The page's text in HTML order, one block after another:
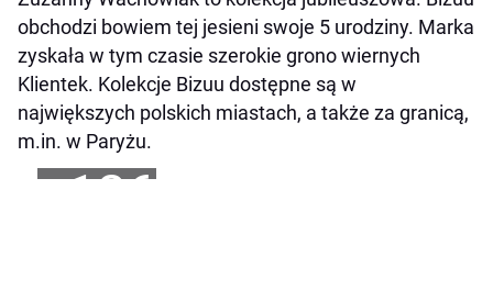
obchodzi bowiem tej jesieni swoje 5 urodziny. Marka
zyskała w tym czasie szerokie grono wiernych
Klientek. Kolekcje Bizuu dostępne są w
największych polskich miastach, a także za granicą,
m.in. w Paryżu.
+126